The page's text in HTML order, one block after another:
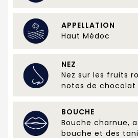
APPELLATION
Haut Médoc
NEZ
Nez sur les fruits
notes de chocolat
BOUCHE
Bouche charnue,
bouche et des